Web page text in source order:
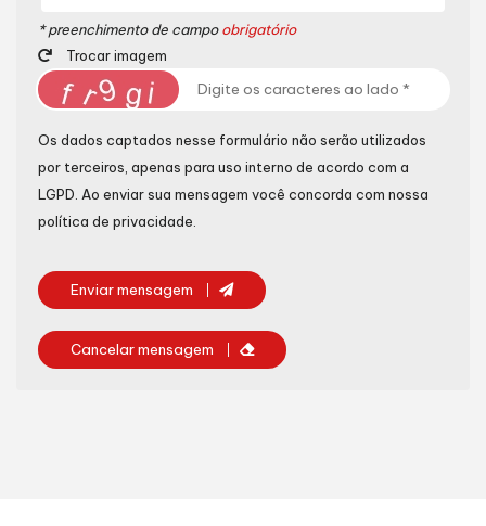
* preenchimento de campoobrigatório
Trocar imagem
Os dados captados nesse formulário não serão utilizados
por terceiros, apenas para uso interno de acordo com a
LGPD. Ao enviar sua mensagem você concorda com nossa
política de privacidade.
Enviar mensagem
Cancelar mensagem